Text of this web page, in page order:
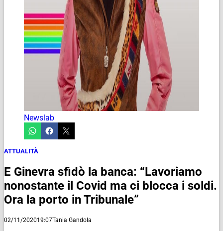
Newslab
ATTUALITÀ
E Ginevra sfidò la banca: “Lavoriamo
nonostante il Covid ma ci blocca i soldi.
Ora la porto in Tribunale”
02/11/202019:07Tania Gandola